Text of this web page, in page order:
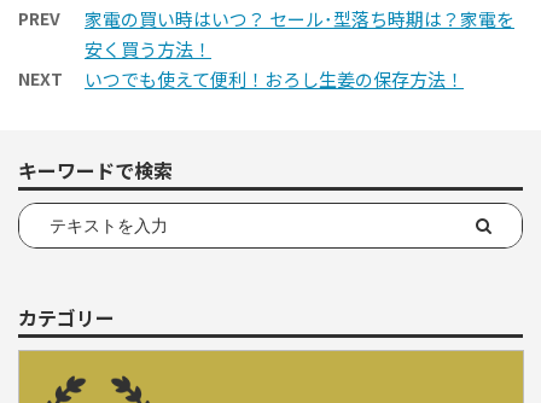
だけど、一つ一つの光熱
費を把握しておくと、節
約を意識することができ
PREV
家電の買い時はいつ？ セール･型落ち時期は？家電を
安く買う方法！
NEXT いつでも使えて便利！おろし生姜の保存方法！
キーワードで検索
カテゴリー